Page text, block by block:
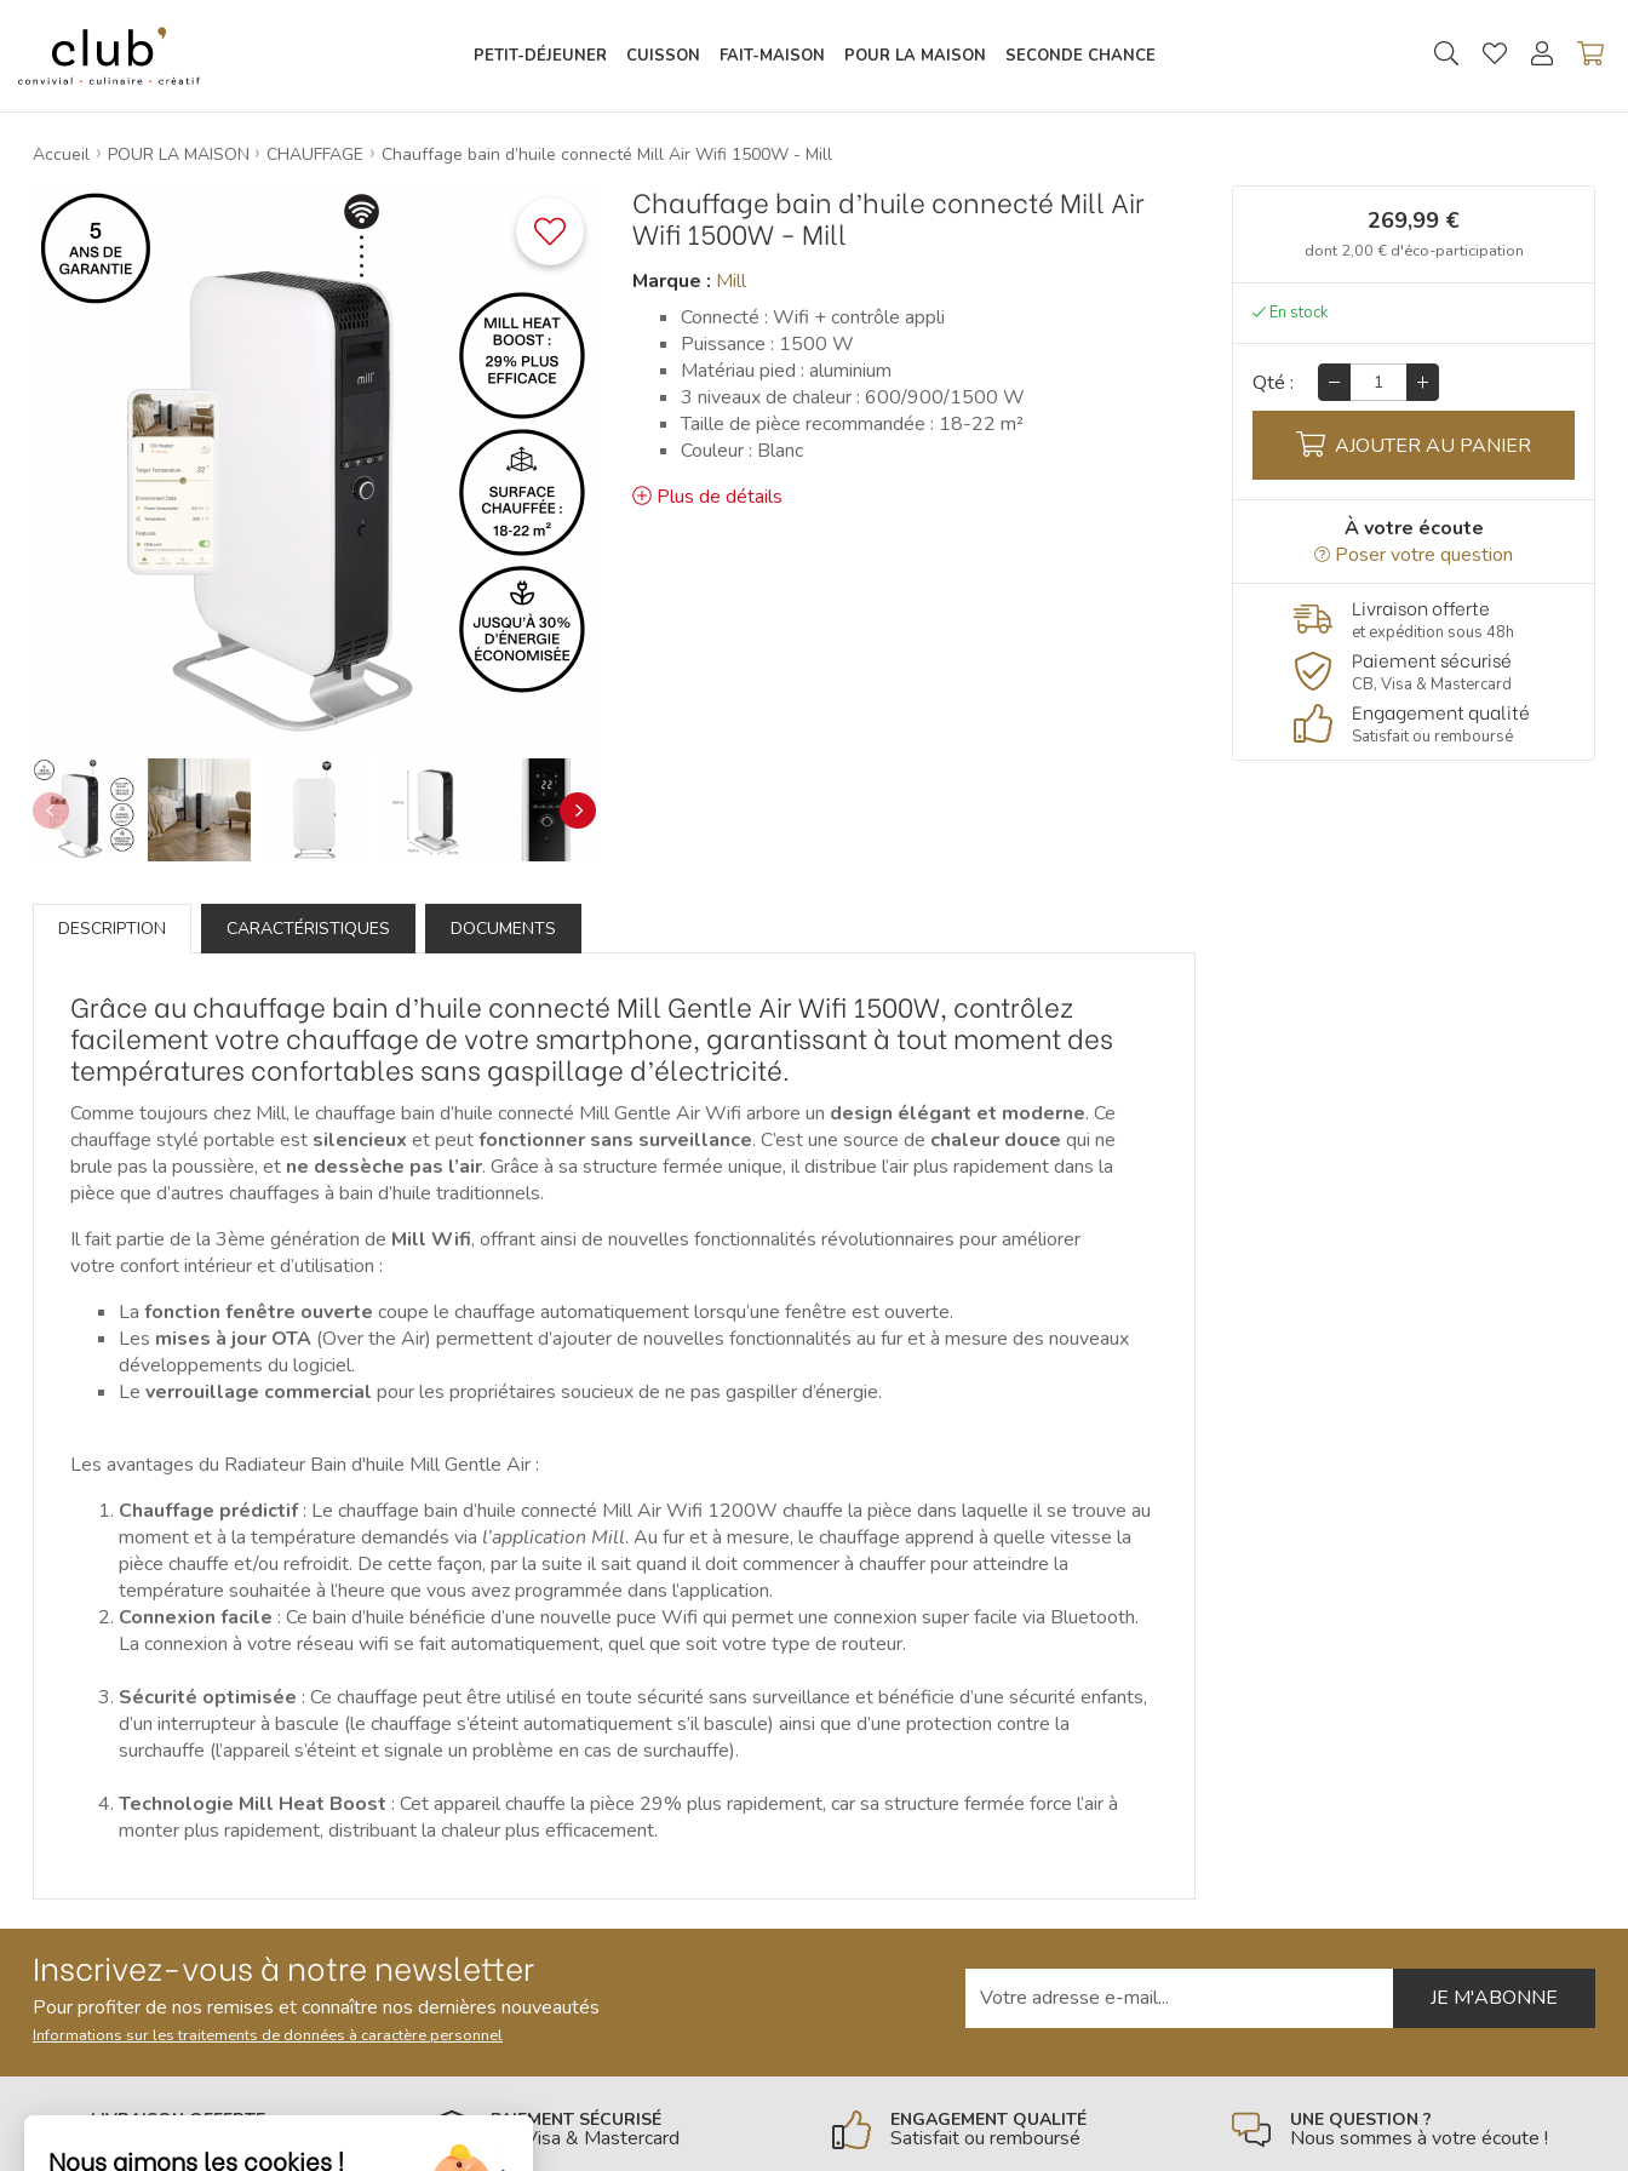
PETIT-DÉJEUNER CUISSON FAIT-MAISON POUR LA MAISON SECONDE CHANCE
Accueil POUR LA MAISON CHAUFFAGE Chauffage bain d’huile connecté Mill Air Wifi 1500W - Mill
Chauffage bain d’huile connecté Mill Air
Wifi 1500W - Mill
Marque : Mill
Connecté : Wifi + contrôle appli
Puissance : 1500 W
Matériau pied : aluminium
3 niveaux de chaleur : 600/900/1500 W
Taille de pièce recommandée : 18-22 m²
Couleur : Blanc
Plus de détails
DESCRIPTION CARACTÉRISTIQUES DOCUMENTS
Grâce au chauffage bain d’huile connecté Mill Gentle Air Wifi 1500W, contrôlez
facilement votre chauffage de votre smartphone, garantissant à tout moment des
températures confortables sans gaspillage d’électricité.
Comme toujours chez Mill, le chauffage bain d’huile connecté Mill Gentle Air Wifi arbore un design élégant et moderne. Ce
chauffage stylé portable est silencieux et peutfonctionner sans surveillance. C’est une source de chaleur douce qui ne
brule pas la poussière, et ne dessèche pas l’air. Grâce à sa structure fermée unique, il distribue l’air plus rapidement dans la
pièce que d’autres chauffages à bain d’huile traditionnels.
Il fait partie de la 3ème génération de Mill Wifi, offrant ainsi de nouvelles fonctionnalités révolutionnaires pour améliorer
votre confort intérieur et d’utilisation :
La fonction fenêtre ouverte coupe le chauffage automatiquement lorsqu’une fenêtre est ouverte.
Les mises à jour OTA (Over the Air) permettent d’ajouter de nouvelles fonctionnalités au fur et à mesure des nouveaux
développements du logiciel.
Le verrouillage commercial pour les propriétaires soucieux de ne pas gaspiller d’énergie.
Les avantages du Radiateur Bain d'huile Mill Gentle Air :
Chauffage prédictif: Le chauffage bain d’huile connecté Mill Air Wifi 1200W chauffe la pièce dans laquelle il se trouve au
moment et à la température demandés via l’application Mill. Au fur et à mesure, le chauffage apprend à quelle vitesse la
pièce chauffe et/ou refroidit. De cette façon, par la suite il sait quand il doit commencer à chauffer pour atteindre la
température souhaitée à l’heure que vous avez programmée dans l’application.
Connexion facile : Ce bain d’huile bénéficie d’une nouvelle puce Wifi qui permet une connexion super facile via Bluetooth.
La connexion à votre réseau wifi se fait automatiquement, quel que soit votre type de routeur.
Sécurité optimisée : Ce chauffage peut être utilisé en toute sécurité sans surveillance et bénéficie d’une sécurité enfants,
d’un interrupteur à bascule (le chauffage s’éteint automatiquement s’il bascule) ainsi que d’une protection contre la
surchauffe (l’appareil s’éteint et signale un problème en cas de surchauffe).
Technologie Mill Heat Boost : Cet appareil chauffe la pièce 29% plus rapidement, car sa structure fermée force l’air à
monter plus rapidement, distribuant la chaleur plus efficacement.
269,99 €
dont 2,00 €d'éco-participation
Qté :
AJOUTER AU PANIER
À votre écoute
Poser votre question
Livraison offerte
et expédition sous 48h
Paiement sécurisé
CB, Visa & Mastercard
Engagement qualité
Satisfait ou remboursé
Inscrivez-vous à notre newsletter
Pour profiter de nos remises et connaître nos dernières nouveautés
Informations sur les traitements de données à caractère personnel
LIVRAISON OFFERTE PAIEMENT SÉCURISÉ
CB, Visa & Mastercard
ENGAGEMENT QUALITÉ
Satisfait ou remboursé
UNE QUESTION ?
Nous sommes à votre écoute !
Nous aimons les cookies !